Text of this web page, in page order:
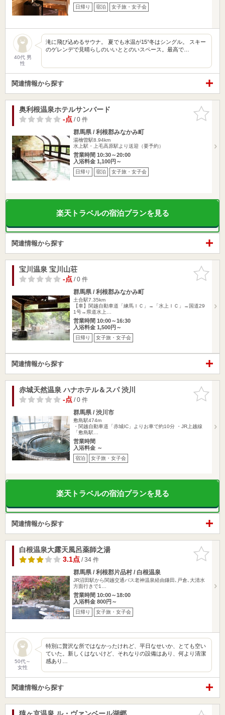
日帰り 宿泊 女子旅・女子会
40代 男
性
滝に飛び込めるサウナ。 夏でも水温が15°冬はシングル。 スキー
のゲレンデで見晴らしのいいととのいスペース。最高で…
関連情報から探す
お気に入
りに追加
奥利根温泉ホテルサンバード
-点/ 0 件
群馬県 / 利根郡みなかみ町
湯檜曽駅8.94km
水上駅・上毛高原駅より送迎（要予約）
営業時間 10:30～20:00
入浴料金 1,100円～
日帰り 宿泊 女子旅・女子会
楽天トラベルの宿泊プランを見る
関連情報から探す
お気に入
りに追加
宝川温泉 宝川山荘
-点/ 0 件
群馬県 / 利根郡みなかみ町
土合駅7.35km
【車】関越自動車道「練馬ＩＣ」→「水上ＩＣ」→国道29
1号→県道水上…
営業時間 10:00～16:30
入浴料金 1,500円～
日帰り 女子旅・女子会
関連情報から探す
お気に入
りに追加
赤城天然温泉 ハナホテル＆スパ 渋川
-点/ 0 件
群馬県 / 渋川市
敷島駅474m
・関越自動車道「赤城IC」よりお車で約10分 ・JR上越線
「敷島駅…
営業時間
入浴料金 ～
宿泊 女子旅・女子会
楽天トラベルの宿泊プランを見る
関連情報から探す
お気に入
りに追加
白根温泉大露天風呂薬師之湯
3.1点/ 34 件
群馬県 / 利根郡片品村 / 白根温泉
JR沼田駅から関越交通バス老神温泉経由鎌田､戸倉､大清水
方面行きで1…
営業時間 10:00～18:00
入浴料金 800円～
日帰り 女子旅・女子会
50代～
女性
特別に贅沢な所ではなかったけれど、平日なせいか、とても空い
ていた。新しくはないけど、それなりの設備はあり、何より清潔
感あり…
関連情報から探す
お気に入
猿ヶ京温泉 ル・ヴァンベール湖郷